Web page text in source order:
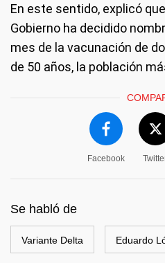
En este sentido, explicó
Gobierno ha decidido
mes de la vacunación de
de 50 años, la población
Facebook
Se habló de
Variante Delta Eduardo